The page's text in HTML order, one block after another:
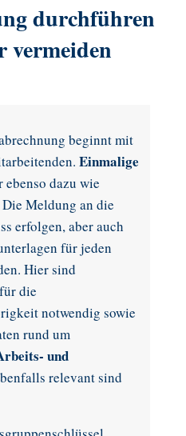
durchführen
vermeiden
beginnt mit
Einmalige
ebenso dazu wie
Die Meldung an die
erfolgen, aber auch
für jeden
Hier sind
die
notwendig sowie
rund um
und
relevant sind